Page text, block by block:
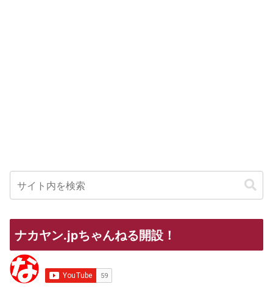
ナカヤン.jpちゃんねる開設！